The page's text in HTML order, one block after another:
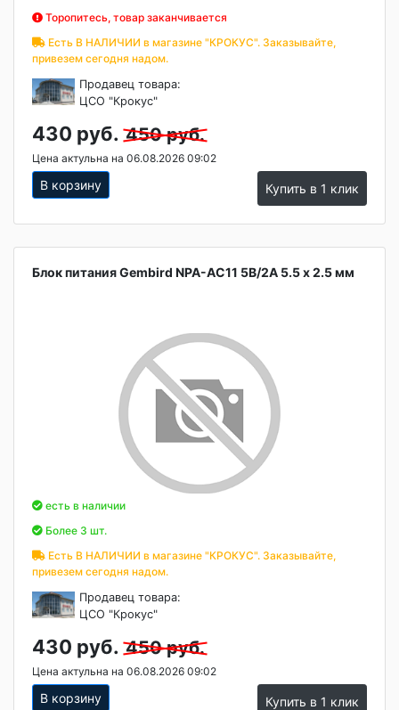
Торопитесь, товар заканчивается
Есть В НАЛИЧИИ в магазине "КРОКУС". Заказывайте,
привезем сегодня надом.
Продавец товара:
ЦСО "Крокус"
430 руб. 450 руб.
Цена актульна на 06.08.2026 09:02
В корзину Купить в 1 клик
Блок питания Gembird NPA-AC11 5В/2А 5.5 x 2.5 мм
есть в наличии
Более 3 шт.
Есть В НАЛИЧИИ в магазине "КРОКУС". Заказывайте,
привезем сегодня надом.
Продавец товара:
ЦСО "Крокус"
430 руб. 450 руб.
Цена актульна на 06.08.2026 09:02
В корзину Купить в 1 клик